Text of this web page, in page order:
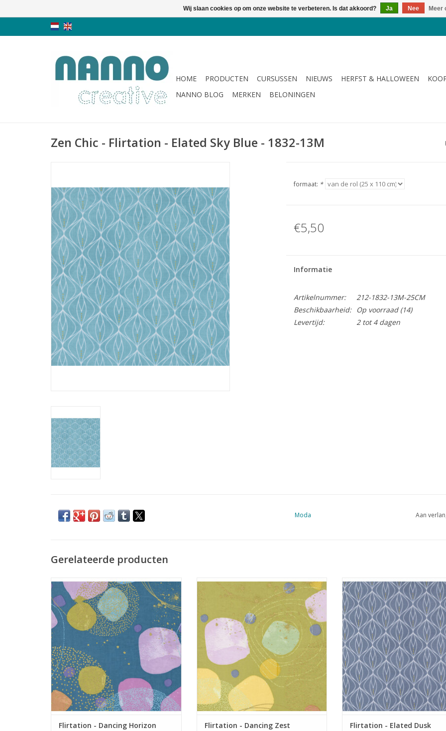
HOME PRODUCTEN CURSUSSEN NIEUWS HERFST & HALLOWEEN
NANNO BLOG
MERKEN BELONINGEN
Zen Chic - Flirtation - Elated Sky Blue - 1832-13M
formaat: *
€5,50
Informatie
Artikelnummer:
212-1832-13M-25CM
Beschikbaarheid:
Op voorraad(14)
Levertijd:
2 tot 4 dagen
Moda Aan
Gerelateerde producten
blauw met cirkels en goud metallic details
TOEVOEGEN AAN WINKELWAGEN
Flirtation - Dancing Horizon
groen met gekleurde cirkels en goud
metallic details
TOEVOEGEN AAN WINKELWAGEN
Flirtation - Dancing Zest
blauw met lijnen en goud
TOEVOEGEN AAN
Flirtation - Elated Dusk
Wij slaan cookies op om onze website te verbeteren. Is dat akkoord? Ja Nee Meer